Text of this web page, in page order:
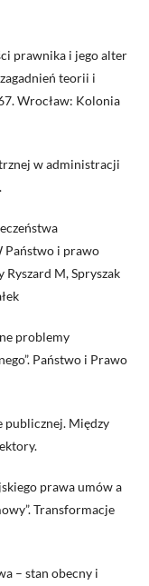
prawnika i jego alter
teorii i
Wrocław: Kolonia
w administracji
Państwo i prawo
Ryszard M, Spryszak
problemy
Państwo i Prawo
publicznej. Między
prawa umów a
Transformacje
– stan obecny i